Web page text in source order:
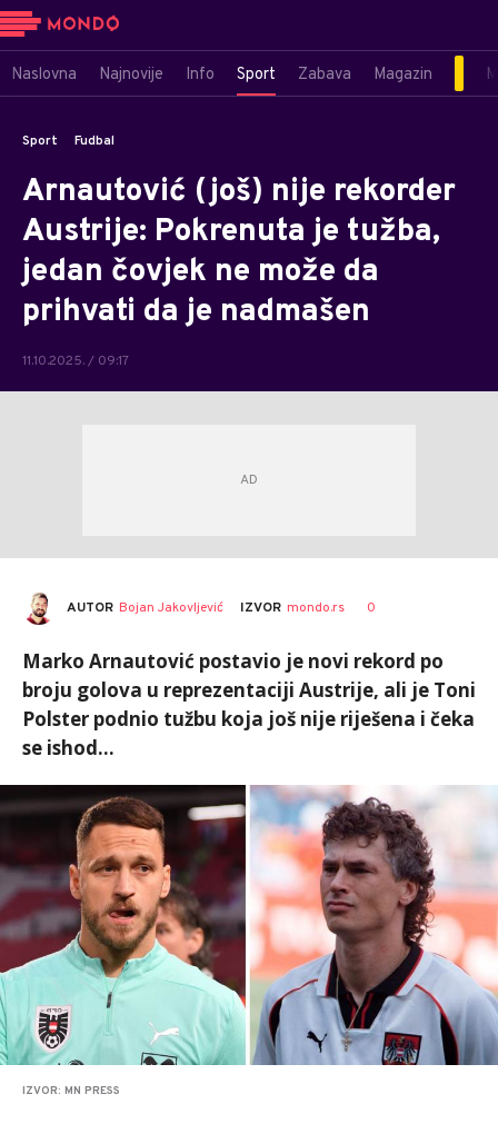
Naslovna Najnovije Info Sport Zabava Magazin
Sport Fudbal
Arnautović (još) nije rekorder
Austrije: Pokrenuta je tužba,
jedan čovjek ne može da
prihvati da je nadmašen
11.10.2025. / 09:17
AUTOR Bojan Jakovljević IZVOR mondo.rs 0
Marko Arnautović postavio je novi rekord po
broju golova u reprezentaciji Austrije, ali je Toni
Polster podnio tužbu koja još nije riješena i čeka
se ishod...
IZVOR: MN PRESS